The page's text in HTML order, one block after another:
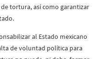
tortura, así como garantizar
al Estado mexicano
de voluntad política para